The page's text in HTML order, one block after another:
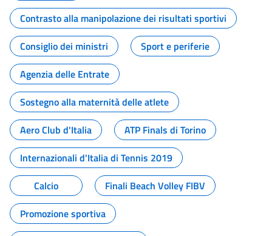
Contrasto alla manipolazione dei risultati sportivi
Consiglio dei ministri
Sport e periferie
Agenzia delle Entrate
Sostegno alla maternità delle atlete
Aero Club d'Italia
ATP Finals di Torino
Internazionali d'Italia di Tennis 2019
Calcio
Finali Beach Volley FIBV
Promozione sportiva